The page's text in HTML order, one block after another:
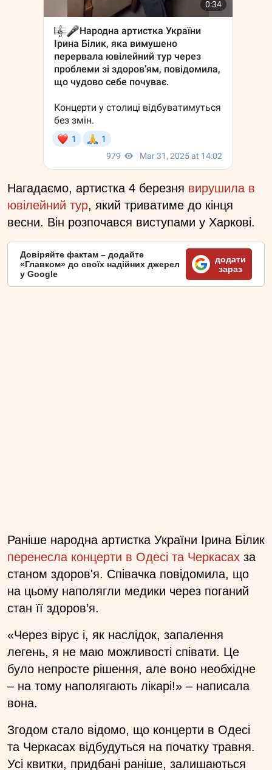
Нагадаємо, артистка 4 березня вирушила в
ювілейний тур, який триватиме до кінця
весни. Він розпочався виступами у Харкові.
Довіряйте фактам – додайте
«Главком» до своїх надійних джерел
у Google
додати
зараз
Раніше народна артистка України Ірина Білик
перенесла концерти в Одесі та Черкасах за
станом здоров'я. Співачка повідомила, що
на цьому наполягли медики через поганий
стан її здоров’я.
«Через вірус і, як наслідок, запалення
легень, я не маю можливості співати. Це
було непросте рішення, але воно необхідне
– на тому наполягають лікарі!» – написала
вона.
Згодом стало відомо, що концерти в Одесі
та Черкасах відбудуться на початку травня.
Усі квитки, придбані раніше, залишаються